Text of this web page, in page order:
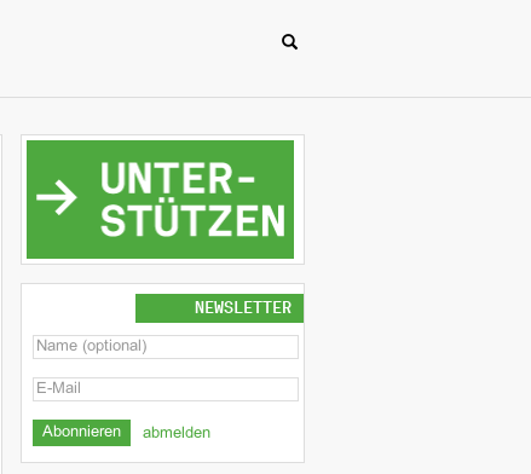
NEWSLETTER
abmelden